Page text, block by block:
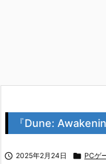
『Dune:
 2025年2月24日  PCゲ